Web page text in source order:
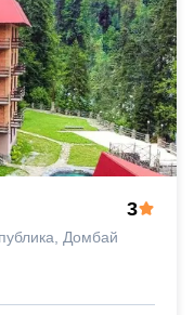
Домбай
3